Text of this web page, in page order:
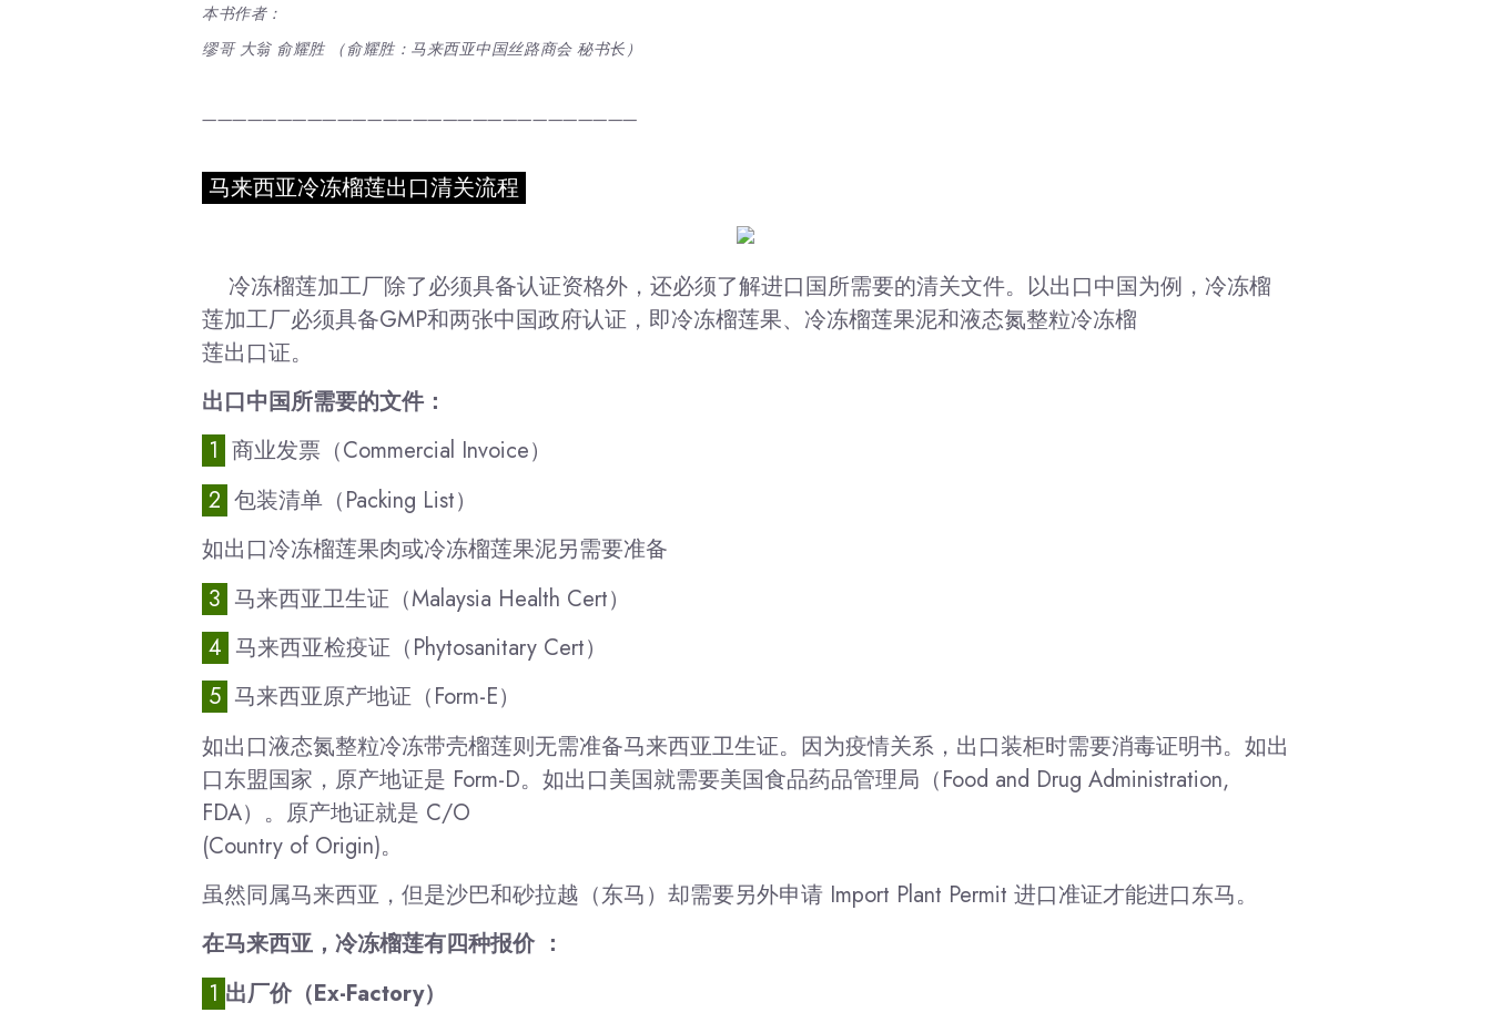
本书作者：
缪哥 大翁 俞耀胜
（俞耀胜： 马来西亚中国丝路商会 秘书长）
—————————————————————————————
马来西亚冷冻榴莲出口清关流程
冷冻榴莲加工厂除了必须具备认证资格外，还必须了解进口国所需要的清关文件。以出口中国为例，冷冻榴
莲加工厂必须具备GMP和两张中国政府认证，即冷冻榴莲果、冷冻榴莲果泥和液态氮整粒冷冻榴
莲出口证。
出口中国所需要的文件：
1 商业发票（Commercial Invoice）
2 包装清单（Packing List）
如出口冷冻榴莲果肉或冷冻榴莲果泥另需要准备
3 马来西亚卫生证（Malaysia Health Cert）
4 马来西亚检疫证（Phytosanitary Cert）
5 马来西亚原产地证（Form-E）
如出口液态氮整粒冷冻带壳榴莲则无需准备马来西亚卫生证。因为疫情关系，出口装柜时需要消毒证明书。如出
口东盟国家，原产地证是 Form-D。如出口美国就需要美国食品药品管理局（Food and Drug Administration,
FDA）。原产地证就是 C/O
(Country of Origin)。
虽然同属马来西亚，但是沙巴和砂拉越（东马）却需要另外申请 Import Plant Permit 进口准证才能进口东马。
在马来西亚，冷冻榴莲有四种报价 ：
1 出厂价（Ex-Factory）